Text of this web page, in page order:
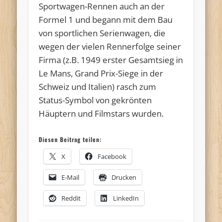
Sportwagen-Rennen auch an der
Formel 1 und begann mit dem Bau
von sportlichen Serienwagen, die
wegen der vielen Rennerfolge seiner
Firma (z.B. 1949 erster Gesamtsieg in
Le Mans, Grand Prix-Siege in der
Schweiz und Italien) rasch zum
Status-Symbol von gekrönten
Häuptern und Filmstars wurden.
Diesen Beitrag teilen:
X Facebook
E-Mail Drucken
Reddit LinkedIn